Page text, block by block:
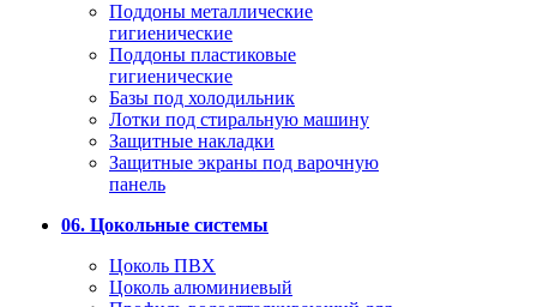
Поддоны металлические
гигиенические
Поддоны пластиковые
гигиенические
Базы под холодильник
Лотки под стиральную машину
Защитные накладки
Защитные экраны под варочную
панель
06. Цокольные системы
Цоколь ПВХ
Цоколь алюминиевый